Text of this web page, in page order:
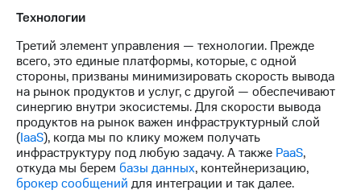
Технологии
Третий элемент управления — технологии. Прежде
всего, это единые платформы, которые, с одной
стороны, призваны минимизировать скорость вывода
на рынок продуктов и услуг, с другой — обеспечивают
синергию внутри экосистемы. Для скорости вывода
продуктов на рынок важен инфраструктурный слой
(IaaS), когда мы по клику можем получать
инфраструктуру под любую задачу. А также PaaS,
откуда мы берем базы данных, контейнеризацию,
брокер сообщений для интеграции и так далее.